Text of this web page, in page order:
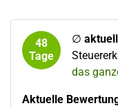
48
Tage
∅
das
Aktuelle